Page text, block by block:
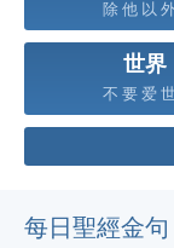
除 他 以
世界
不 要 爱
每日聖經金句